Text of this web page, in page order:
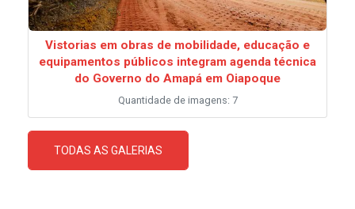
Vistorias em obras de mobilidade, educação e
equipamentos públicos integram agenda técnica
do Governo do Amapá em Oiapoque
Quantidade de imagens: 7
TODAS AS GALERIAS